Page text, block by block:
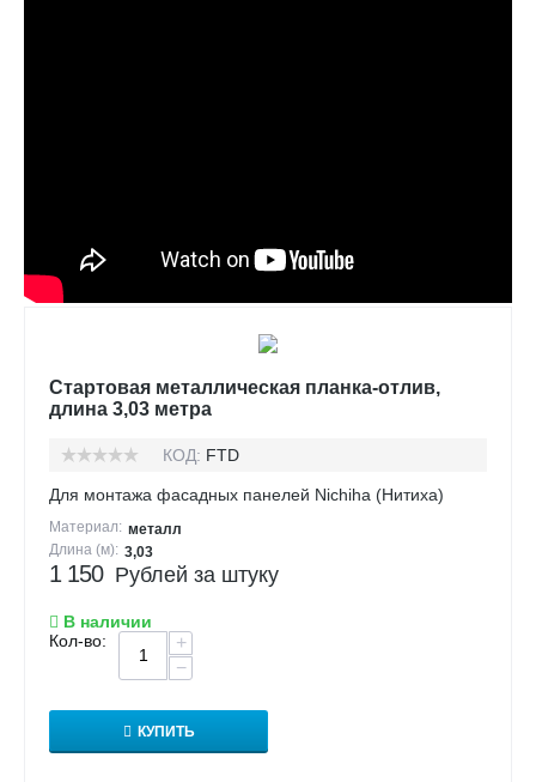
Стартовая металлическая планка-отлив,
длина 3,03 метра
КОД: FTD
Для монтажа фасадных панелей Nichiha (Нитиха)
Материал: металл
Длина (м): 3,03
1 150 Рублей за штуку
В наличии
Кол-во:
+
−
КУПИТЬ